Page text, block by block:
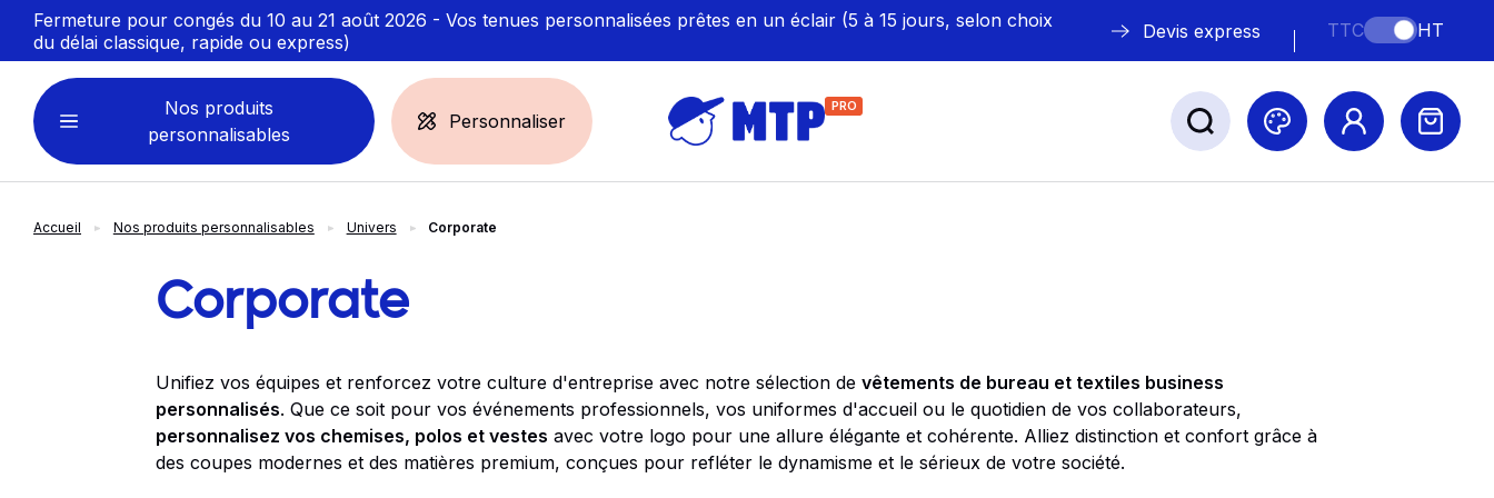
Fermeture pour congés du 10 au 21 août 2026 - Vos tenues personnalisées prêtes en un éclair (5 à 15 jours, selon choix
du délai classique, rapide ou express)
Devis express TTC HT
PRO
Nos produits
personnalisables
VÊTEMENTS
Sweats personnalisables
ACCESSOIRES
Casquette
Chapeau et Bob
Toque et Calot
Sac et pochette
Artisan / BTP / Industrie
Corporate
Sport
Nos marques
Personnaliser
Accueil Nos produits personnalisables Univers Corporate
Corporate
Unifiez vos équipes et renforcez votre culture d'entreprise avec notre sélection de vêtements de bureau et textiles business
personnalisés. Que ce soit pour vos événements professionnels, vos uniformes d'accueil ou le quotidien de vos collaborateurs,
personnalisez vos chemises, polos et vestes avec votre logo pour une allure élégante et cohérente. Alliez distinction et confort grâce à
des coupes modernes et des matières premium, conçues pour refléter le dynamisme et le sérieux de votre société.